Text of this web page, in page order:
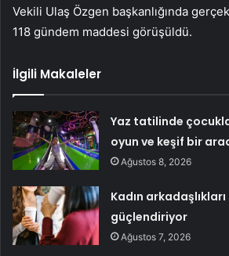
Vekili Ulaş Özgen başkanlığında
118 gündem maddesi görüşüldü.
İlgili Makaleler
Yaz tatilinde
oyun ve keşif bir
Ağustos 8, 2026
Kadın arkadaşlıkları
güçlendiriyor
Ağustos 7, 2026